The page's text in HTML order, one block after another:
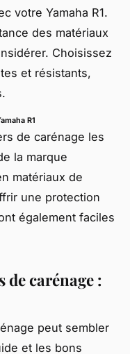
votre Yamaha R1.
des matériaux
Choisissez
et résistants,
R1
de carénage les
la marque
matériaux de
une protection
également faciles
carénage :
peut sembler
et les bons